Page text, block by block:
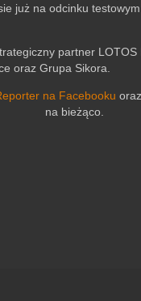
już na odcinku
partner
oraz Grupa Sikora.
na Facebooku
na bieżąco.